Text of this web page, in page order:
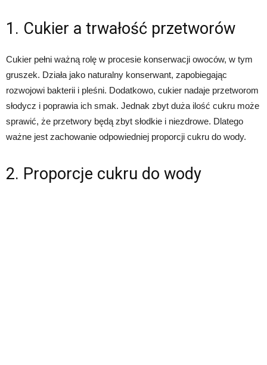
1. Cukier a trwałość przetworów
Cukier pełni ważną rolę w procesie konserwacji owoców, w tym
gruszek. Działa jako naturalny konserwant, zapobiegając
rozwojowi bakterii i pleśni. Dodatkowo, cukier nadaje przetworom
słodycz i poprawia ich smak. Jednak zbyt duża ilość cukru może
sprawić, że przetwory będą zbyt słodkie i niezdrowe. Dlatego
ważne jest zachowanie odpowiedniej proporcji cukru do wody.
2. Proporcje cukru do wody